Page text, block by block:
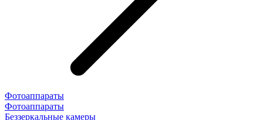
Фотоаппараты
Фотоаппараты
Беззеркальные камеры